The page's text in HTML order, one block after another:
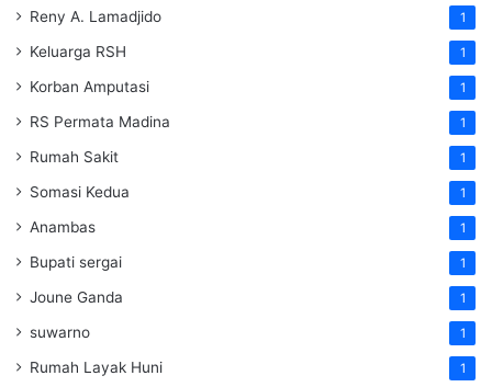
Reny A. Lamadjido 1
Keluarga RSH 1
Korban Amputasi 1
RS Permata Madina 1
Rumah Sakit 1
Somasi Kedua 1
Anambas 1
Bupati sergai 1
Joune Ganda 1
suwarno 1
Rumah Layak Huni 1